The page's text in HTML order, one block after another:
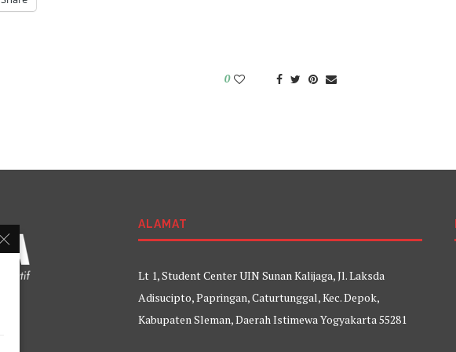
0
ALAMAT
Lt 1, Student Center UIN Sunan Kalijaga, Jl. Laksda
Adisucipto, Papringan, Caturtunggal, Kec. Depok,
Kabupaten Sleman, Daerah Istimewa Yogyakarta 55281